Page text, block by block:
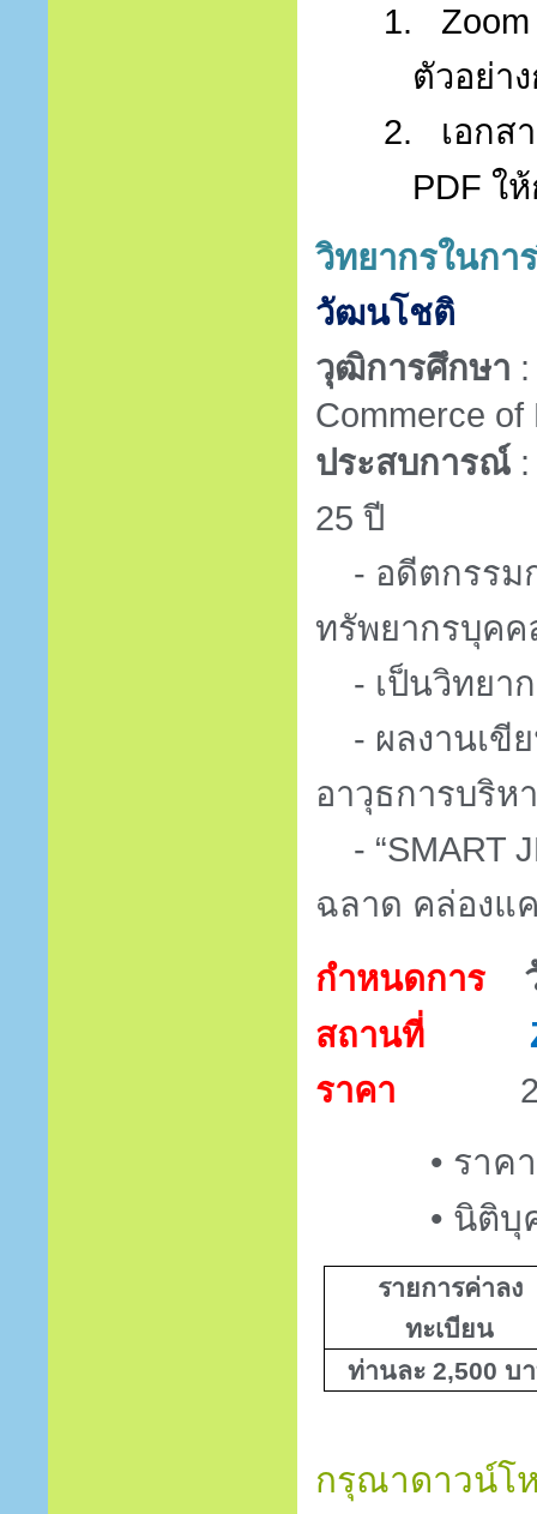
1.
ตัวอย่า
2.
เอกส
PDF ใ
วิทยากรในกา
วัฒนโชติ
วุฒิการศึกษา
Commerce of
ประสบการณ์
25 ปี
- อดีตกรรม
ทรัพยากรบุค
- เป็นวิทยา
- ผลงานเขีย
อาวุธการบริห
- “SMART
ฉลาด คล่องแ
กำหนดการ
สถานที่
ราคา
• ราค
• นิติบุ
รายการค่าลง
ทะเบียน
ท่านละ 2,500 บ
กรุณาดาวน์โ